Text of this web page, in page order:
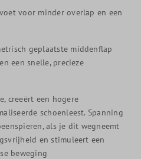
voor minder overlap en een
geplaatste middenflap
een snelle, precieze
creeërt een hogere
schoenleest. Spanning
als je dit wegneemt
en stimuleert een
beweging